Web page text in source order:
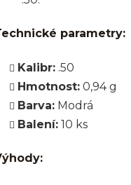
parametry:
Kalibr: .50
Hmotnost: 0,94 g
Barva: Modrá
Balení: 10 ks